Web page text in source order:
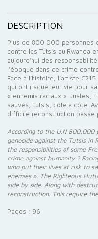
DESCRIPTION
Plus de 800 000 personnes
contre les Tutsis au Rwanda
aujourd’hui des
l’époque dans ce crime
Face à l’histoire, l’artiste
qui ont risqué leur vie pour
« ennemis raciaux ». Justes,
sauvés, Tutsis, côte à côte.
difficile reconstruction passe
According to the U.N 800,000
genocide against the Tutsis in
the responsibilities of some
crime against humanity ?
who put their lives at risk to
enemies ». The Righteous
side by side. Along with
reconstruction. This require
Pages : 96